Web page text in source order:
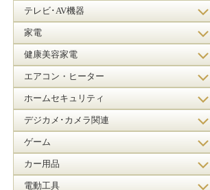
テレビ･AV機器
家電
健康美容家電
エアコン・ヒーター
ホームセキュリティ
デジカメ･カメラ関連
ゲーム
カー用品
電動工具